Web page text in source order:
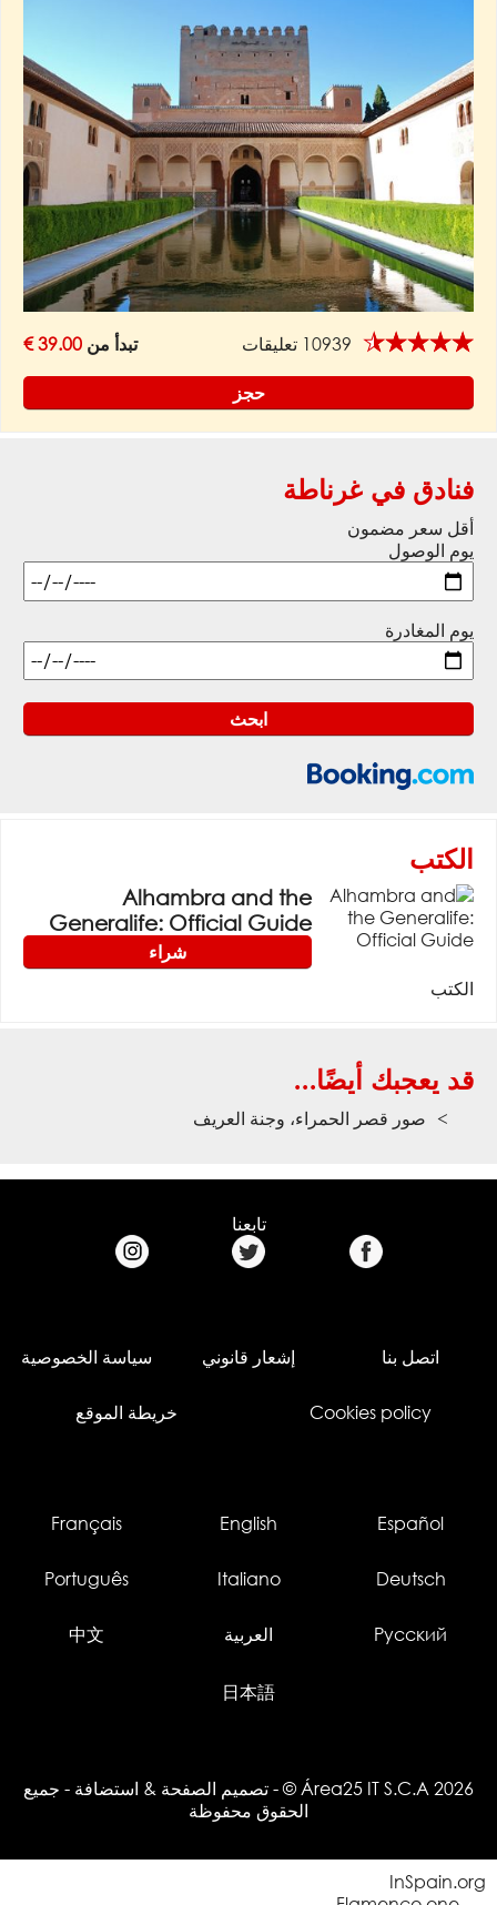
★★★★★ 10939 تعليقات تبدأ من 39.00 €
حجز
فنادق في غرناطة
أقل سعر مضمون
يوم الوصول
يوم المغادرة
الكتب
Alhambra and the
Generalife: Official Guide
شراء
الكتب
قد يعجبك أيضًا...
صور قصر الحمراء، وجنة العريف
تابعنا
اتصل بنا إشعار قانوني سياسة الخصوصية
Cookies policy خريطة الموقع
Español
English
Français
Deutsch
Italiano
Português
Русский العربية 中文
日本語
© Área25 IT S.C.A 2026
- تصميم الصفحة & استضافة - جميع
الحقوق محفوظة
InSpain.org